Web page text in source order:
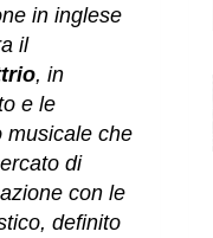
in inglese
il
, in
e le
musicale che
di
con le
definito